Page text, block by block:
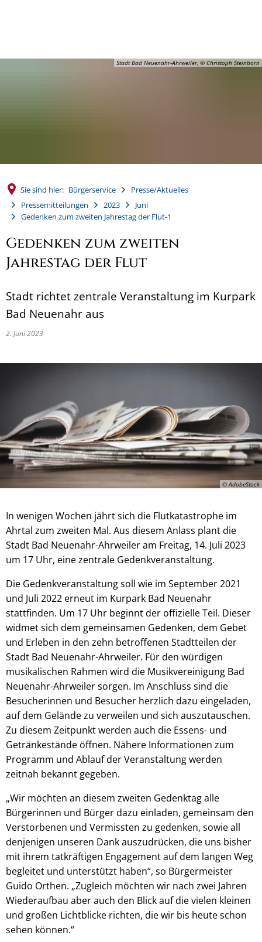
Stadt Bad Neuenahr-Ahrweiler, © Christoph Steinborn
Sie sind hier: Bürgerservice
Presse/Aktuelles
Pressemitteilungen
2023
Juni
Gedenken zum zweiten Jahrestag der Flut-1
Gedenken zum zweiten
Jahrestag der Flut
Stadt richtet zentrale Veranstaltung im Kurpark
Bad Neuenahr aus
2. Juni 2023
© AdobeStock
In wenigen Wochen jährt sich die Flutkatastrophe im
Ahrtal zum zweiten Mal. Aus diesem Anlass plant die
Stadt Bad Neuenahr-Ahrweiler am Freitag, 14. Juli 2023
um 17 Uhr, eine zentrale Gedenkveranstaltung.
Die Gedenkveranstaltung soll wie im September 2021
und Juli 2022 erneut im Kurpark Bad Neuenahr
stattfinden. Um 17 Uhr beginnt der offizielle Teil. Dieser
widmet sich dem gemeinsamen Gedenken, dem Gebet
und Erleben in den zehn betroffenen Stadtteilen der
Stadt Bad Neuenahr-Ahrweiler. Für den würdigen
musikalischen Rahmen wird die Musikvereinigung Bad
Neuenahr-Ahrweiler sorgen. Im Anschluss sind die
Besucherinnen und Besucher herzlich dazu eingeladen,
auf dem Gelände zu verweilen und sich auszutauschen.
Zu diesem Zeitpunkt werden auch die Essens- und
Getränkestände öffnen. Nähere Informationen zum
Programm und Ablauf der Veranstaltung werden
zeitnah bekannt gegeben.
„Wir möchten an diesem zweiten Gedenktag alle
Bürgerinnen und Bürger dazu einladen, gemeinsam den
Verstorbenen und Vermissten zu gedenken, sowie all
denjenigen unseren Dank auszudrücken, die uns bisher
mit ihrem tatkräftigen Engagement auf dem langen Weg
begleitet und unterstützt haben“, so Bürgermeister
Guido Orthen. „Zugleich möchten wir nach zwei Jahren
Wiederaufbau aber auch den Blick auf die vielen kleinen
und großen Lichtblicke richten, die wir bis heute schon
sehen können.“